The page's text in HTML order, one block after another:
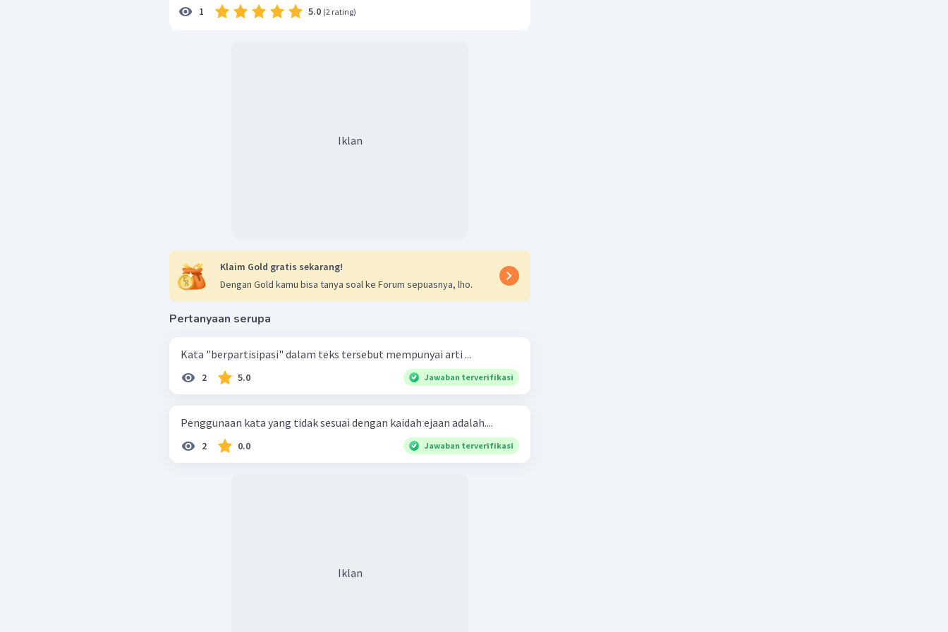
1) Kosakata hutan yang terdapat pada kalimat:
itu, sudahilah kegiatan merusak hutan, penebangan liar, dan
1 5.0 (2 rating)
Iklan
Klaim Gold gratis sekarang!
Dengan Gold kamu bisa tanya soal ke Forum sepuasnya, lho.
Pertanyaan serupa
Kata "berpartisipasi" dalam teks tersebut mempunyai arti ...
2 5.0 Jawaban terverifikasi
Penggunaan kata yang tidak sesuai dengan kaidah ejaan adalah....
2 0.0 Jawaban terverifikasi
Iklan